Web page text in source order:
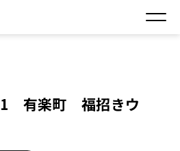
有楽町 福招きウ